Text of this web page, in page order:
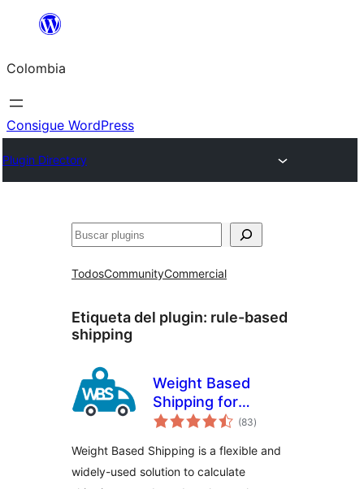
Saltar
contenido
Colombia
Consigue WordPress
Plugin Directory
Buscar
TodosCommunityCommercial
Etiqueta del plugin: rule-based
shipping
Weight Based
Shipping for
WooCommerce
(83total
de
)
Weight Based Shipping is a flexible and
widely-used solution to calculate